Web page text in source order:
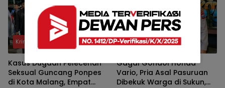
Kriminal
Kasus Dugaan Pelecehan
Seksual Guncang Ponpes
di Kota Malang, Empat
Kriminal
Gagal Gondol Honda
Vario, Pria Asal Pasuruan
Dibekuk Warga di Sukun,